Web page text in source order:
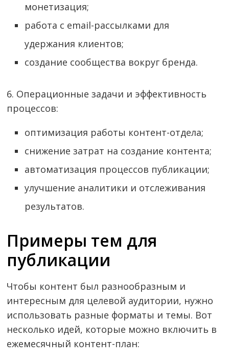
монетизация;
работа с email-рассылками для
удержания клиентов;
создание сообщества вокруг бренда.
6. Операционные задачи и эффективность
процессов:
оптимизация работы контент-отдела;
снижение затрат на создание контента;
автоматизация процессов публикации;
улучшение аналитики и отслеживания
результатов.
Примеры тем для
публикации
Чтобы контент был разнообразным и
интересным для целевой аудитории, нужно
использовать разные форматы и темы. Вот
несколько идей, которые можно включить в
ежемесячный контент-план: